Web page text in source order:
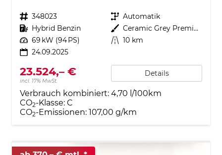
Fahrzeugnr. 348023 Getriebe Automatik
Kraftstoff Hybrid Benzin Außenfarbe
Ceramic Grey Premium
Leistung 69 kW (94 PS) Kilometerstand 10 km
24.09.2025
23.524,– €
incl. 17% MwSt.
Details
Verbrauch kombiniert: 4,70 l/100km
CO2-Klasse: C
CO2-Emissionen: 107,00 g/km